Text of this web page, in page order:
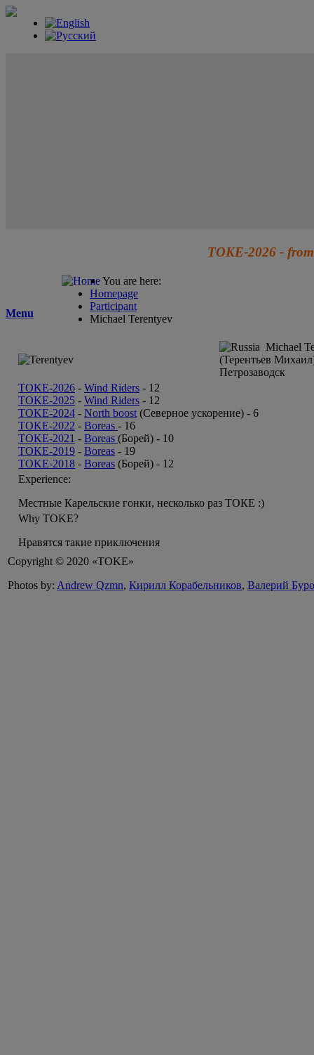
TOKE-2026 -
Menu
You are here:
Homepage
Participant
Michael Terentyev
Michael
(Терентьев
Петрозаводск
TOKE-2026 - Wind Riders - 12
TOKE-2025 - Wind Riders - 12
TOKE-2024 - North boost (Северное ускорение) - 6
TOKE-2022 - Boreas - 16
TOKE-2021 - Boreas (Борей) - 10
TOKE-2019 - Boreas - 19
TOKE-2018 - Boreas (Борей) - 12
Experience:
Местные Карельские гонки, несколько раз ТОКЕ :)
Why TOKE?
Нравятся такие приключения
Copyright © 2020 «TOKE»
Photos by: Andrew Qzmn, Кирилл Корабельников, Валерий